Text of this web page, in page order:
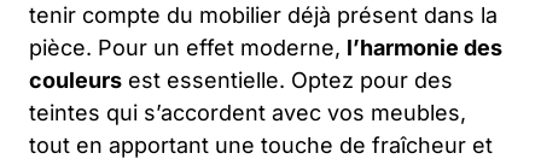
tenir compte du mobilier déjà présent dans la
pièce. Pour un effet moderne, l’harmonie des
couleurs est essentielle. Optez pour des
teintes qui s’accordent avec vos meubles,
tout en apportant une touche de fraîcheur et